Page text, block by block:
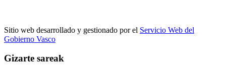
Sitio web desarrollado y gestionado por el Servicio Web del
Gobierno Vasco
Gizarte sareak